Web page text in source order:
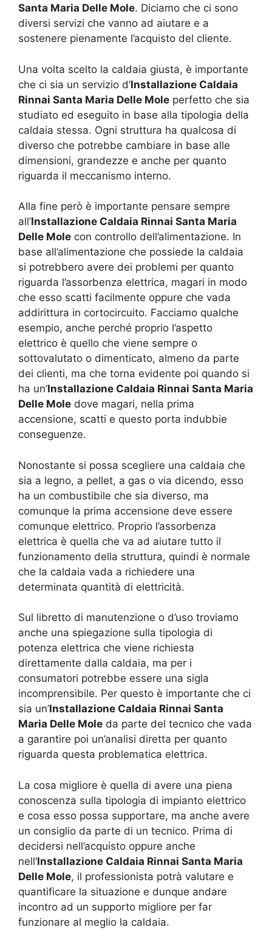
Santa Maria Delle Mole. Diciamo che ci sono
diversi servizi che vanno ad aiutare e a
sostenere pienamente l’acquisto del cliente.
Una volta scelto la caldaia giusta, è importante
che ci sia un servizio d’Installazione Caldaia
Rinnai Santa Maria Delle Mole perfetto che sia
studiato ed eseguito in base alla tipologia della
caldaia stessa. Ogni struttura ha qualcosa di
diverso che potrebbe cambiare in base alle
dimensioni, grandezze e anche per quanto
riguarda il meccanismo interno.
Alla fine però è importante pensare sempre
all’Installazione Caldaia Rinnai Santa Maria
Delle Mole con controllo dell’alimentazione. In
base all’alimentazione che possiede la caldaia
si potrebbero avere dei problemi per quanto
riguarda l’assorbenza elettrica, magari in modo
che esso scatti facilmente oppure che vada
addirittura in cortocircuito. Facciamo qualche
esempio, anche perché proprio l’aspetto
elettrico è quello che viene sempre o
sottovalutato o dimenticato, almeno da parte
dei clienti, ma che torna evidente poi quando si
ha un’Installazione Caldaia Rinnai Santa Maria
Delle Mole dove magari, nella prima
accensione, scatti e questo porta indubbie
conseguenze.
Nonostante si possa scegliere una caldaia che
sia a legno, a pellet, a gas o via dicendo, esso
ha un combustibile che sia diverso, ma
comunque la prima accensione deve essere
comunque elettrico. Proprio l’assorbenza
elettrica è quella che va ad aiutare tutto il
funzionamento della struttura, quindi è normale
che la caldaia vada a richiedere una
determinata quantità di elettricità.
Sul libretto di manutenzione o d’uso troviamo
anche una spiegazione sulla tipologia di
potenza elettrica che viene richiesta
direttamente dalla caldaia, ma per i
consumatori potrebbe essere una sigla
incomprensibile. Per questo è importante che ci
sia un’Installazione Caldaia Rinnai Santa
Maria Delle Mole da parte del tecnico che vada
a garantire poi un’analisi diretta per quanto
riguarda questa problematica elettrica.
La cosa migliore è quella di avere una piena
conoscenza sulla tipologia di impianto elettrico
e cosa esso possa supportare, ma anche avere
un consiglio da parte di un tecnico. Prima di
decidersi nell’acquisto oppure anche
nell’Installazione Caldaia Rinnai Santa Maria
Delle Mole, il professionista potrà valutare e
quantificare la situazione e dunque andare
incontro ad un supporto migliore per far
funzionare al meglio la caldaia.